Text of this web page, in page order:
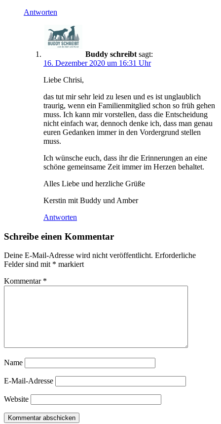
Antworten
Buddy schreibt sagt:
16. Dezember 2020 um 16:31 Uhr
Liebe Chrisi,
das tut mir sehr leid zu lesen und es ist unglaublich
traurig, wenn ein Familienmitglied schon so früh gehen
muss. Ich kann mir vorstellen, dass die Entscheidung
nicht einfach war, dennoch denke ich, dass man genau
euren Gedanken immer in den Vordergrund stellen
muss.
Ich wünsche euch, dass ihr die Erinnerungen an eine
schöne gemeinsame Zeit immer im Herzen behaltet.
Alles Liebe und herzliche Grüße
Kerstin mit Buddy und Amber
Antworten
Schreibe einen Kommentar
Deine E-Mail-Adresse wird nicht veröffentlicht. Erforderliche
Felder sind mit * markiert
Kommentar *
Name
E-Mail-Adresse
Website